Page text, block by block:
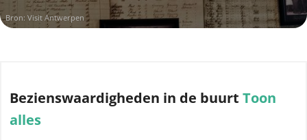
Bron: Visit Antwerpen
Bezienswaardigheden in de buurt Toon
alles